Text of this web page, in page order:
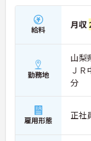
給料 月収
勤務地
山梨
Ｊ
分
雇用形態 正社